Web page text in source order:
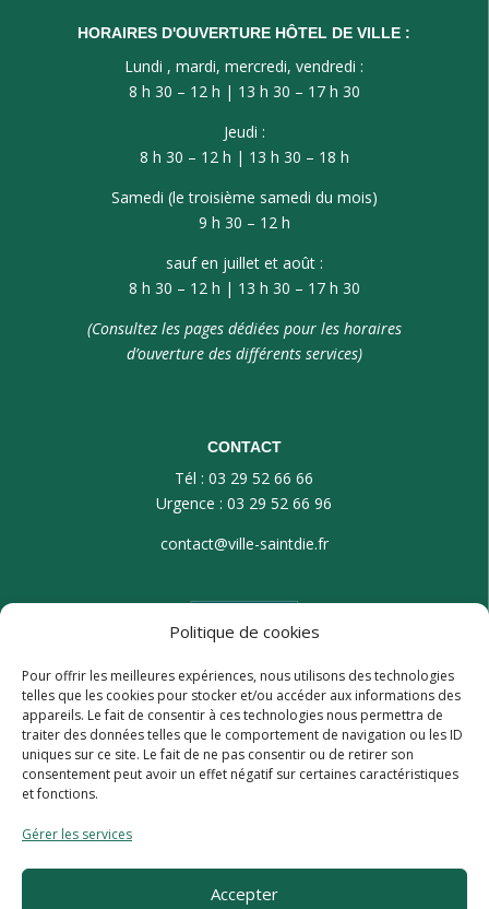
Politique de cookies
Pour offrir les meilleures expériences, nous utilisons des technologies
telles que les cookies pour stocker et/ou accéder aux informations des
appareils. Le fait de consentir à ces technologies nous permettra de
traiter des données telles que le comportement de navigation ou les ID
uniques sur ce site. Le fait de ne pas consentir ou de retirer son
consentement peut avoir un effet négatif sur certaines caractéristiques
et fonctions.
Gérer les services
Accepter
HORAIRES D'OUVERTURE HÔTEL DE VILLE :
Lundi , mardi, mercredi, vendredi :
8 h 30 – 12 h | 13 h 30 – 17 h 30
Jeudi :
8 h 30 – 12 h | 13 h 30 – 18 h
Samedi (le troisième samedi du mois)
9 h 30 – 12 h
sauf en juillet et août :
8 h 30 – 12 h | 13 h 30 – 17 h 30
(Consultez les pages dédiées pour les horaires
d’ouverture des différents services)
CONTACT
Tél : 03 29 52 66 66
Urgence : 03 29 52 66 96
contact@ville-saintdie.fr